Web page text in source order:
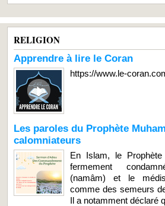
RELIGION
Apprendre à lire le Coran
https://www.le-
Les paroles du Prophète
calomniateurs
En Islam, le
fermement
(namâm) et le
comme des semeurs
Il a notamment déclaré